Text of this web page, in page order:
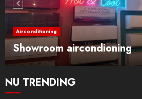
Airconditioning
Showroom aircondioning
NU TRENDING
Mitsubishi Heavy
7
Mitsubishi Electric